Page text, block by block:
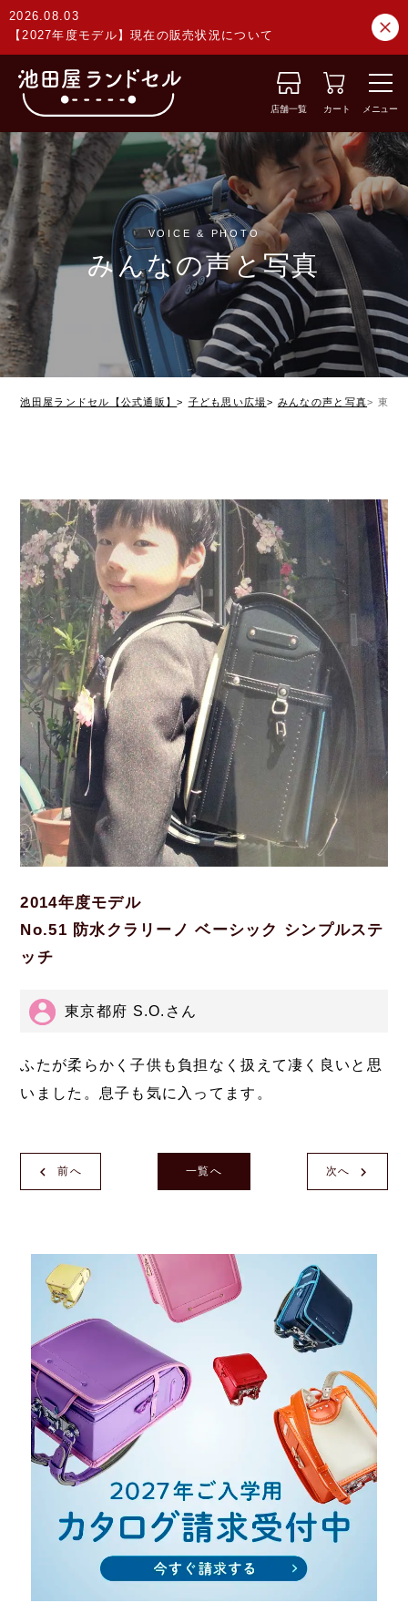
2026.08.03
【2027年度モデル】現在の販売状況について
店舗一覧 カート メニュー
VOICE & PHOTO
みんなの声と写真
池田屋ランドセル【公式通販】 子ども思い広場 みんなの声と写真 東京
2014年度モデル
No.51 防水クラリーノ ベーシック シンプルステ
ッチ
東京都府 S.O.さん
ふたが柔らかく子供も負担なく扱えて凄く良いと思
いました。息子も気に入ってます。
前へ 次へ
一覧へ